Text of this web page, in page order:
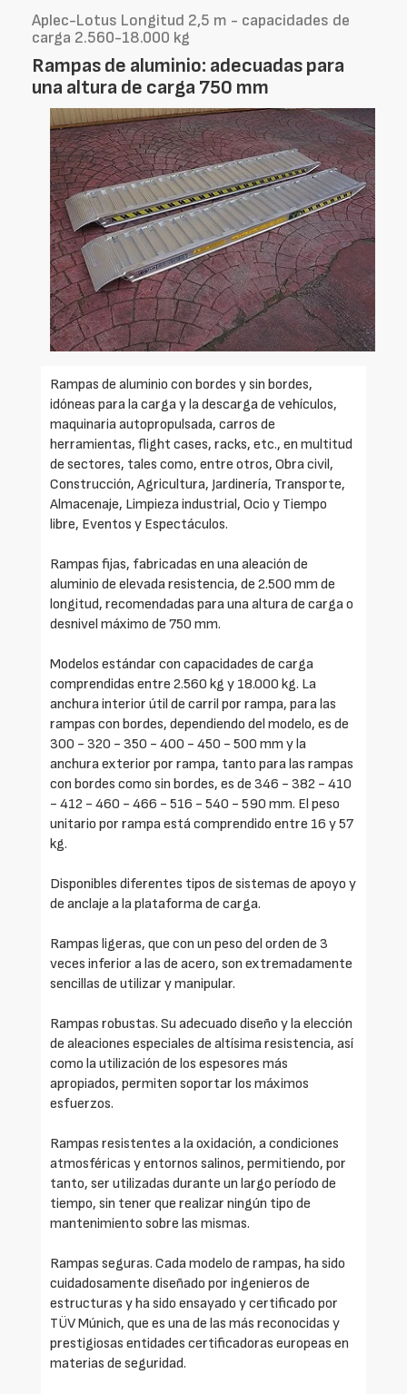
Aplec-Lotus Longitud 2,5 m - capacidades de
carga 2.560-18.000 kg
Rampas de aluminio: adecuadas para
una altura de carga 750 mm
Rampas de aluminio con bordes y sin bordes,
idóneas para la carga y la descarga de vehículos,
maquinaria autopropulsada, carros de
herramientas, flight cases, racks, etc., en multitud
de sectores, tales como, entre otros, Obra civil,
Construcción, Agricultura, Jardinería, Transporte,
Almacenaje, Limpieza industrial, Ocio y Tiempo
libre, Eventos y Espectáculos.
Rampas fijas, fabricadas en una aleación de
aluminio de elevada resistencia, de 2.500 mm de
longitud, recomendadas para una altura de carga o
desnivel máximo de 750 mm.
Modelos estándar con capacidades de carga
comprendidas entre 2.560 kg y 18.000 kg. La
anchura interior útil de carril por rampa, para las
rampas con bordes, dependiendo del modelo, es de
300 - 320 - 350 - 400 - 450 - 500 mm y la
anchura exterior por rampa, tanto para las rampas
con bordes como sin bordes, es de 346 - 382 - 410
- 412 - 460 - 466 - 516 - 540 - 590 mm. El peso
unitario por rampa está comprendido entre 16 y 57
kg.
Disponibles diferentes tipos de sistemas de apoyo y
de anclaje a la plataforma de carga.
Rampas ligeras, que con un peso del orden de 3
veces inferior a las de acero, son extremadamente
sencillas de utilizar y manipular.
Rampas robustas. Su adecuado diseño y la elección
de aleaciones especiales de altísima resistencia, así
como la utilización de los espesores más
apropiados, permiten soportar los máximos
esfuerzos.
Rampas resistentes a la oxidación, a condiciones
atmosféricas y entornos salinos, permitiendo, por
tanto, ser utilizadas durante un largo período de
tiempo, sin tener que realizar ningún tipo de
mantenimiento sobre las mismas.
Rampas seguras. Cada modelo de rampas, ha sido
cuidadosamente diseñado por ingenieros de
estructuras y ha sido ensayado y certificado por
TÜV Múnich, que es una de las más reconocidas y
prestigiosas entidades certificadoras europeas en
materias de seguridad.